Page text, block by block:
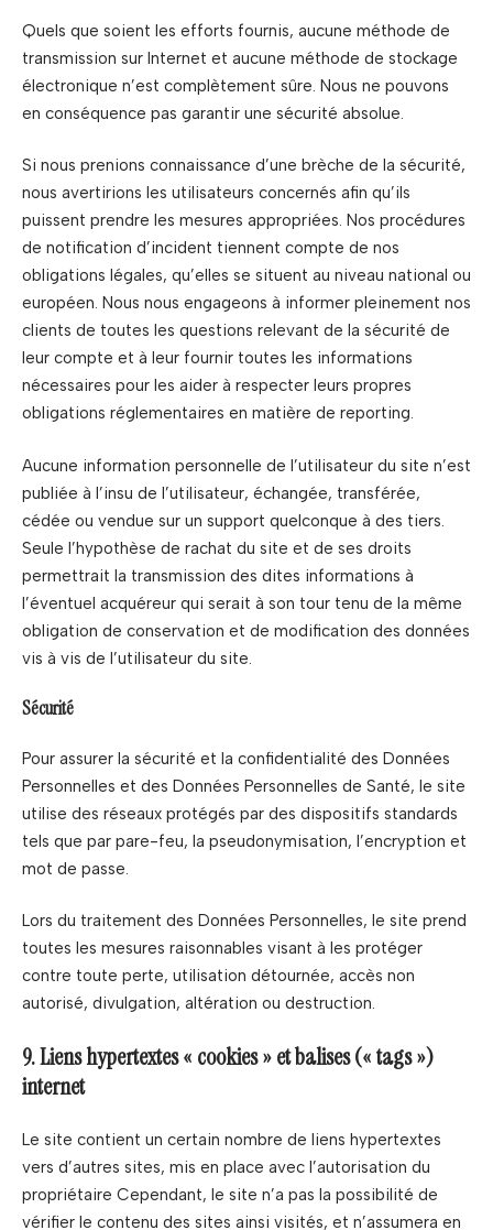
Quels que soient les efforts fournis, aucune méthode de
transmission sur Internet et aucune méthode de stockage
électronique n’est complètement sûre. Nous ne pouvons
en conséquence pas garantir une sécurité absolue.
Si nous prenions connaissance d’une brèche de la sécurité,
nous avertirions les utilisateurs concernés afin qu’ils
puissent prendre les mesures appropriées. Nos procédures
de notification d’incident tiennent compte de nos
obligations légales, qu’elles se situent au niveau national ou
européen. Nous nous engageons à informer pleinement nos
clients de toutes les questions relevant de la sécurité de
leur compte et à leur fournir toutes les informations
nécessaires pour les aider à respecter leurs propres
obligations réglementaires en matière de reporting.
Aucune information personnelle de l’utilisateur du site n’est
publiée à l’insu de l’utilisateur, échangée, transférée,
cédée ou vendue sur un support quelconque à des tiers.
Seule l’hypothèse de rachat du site et de ses droits
permettrait la transmission des dites informations à
l’éventuel acquéreur qui serait à son tour tenu de la même
obligation de conservation et de modification des données
vis à vis de l’utilisateur du site.
Sécurité
Pour assurer la sécurité et la confidentialité des Données
Personnelles et des Données Personnelles de Santé, le site
utilise des réseaux protégés par des dispositifs standards
tels que par pare-feu, la pseudonymisation, l’encryption et
mot de passe.
Lors du traitement des Données Personnelles, le site prend
toutes les mesures raisonnables visant à les protéger
contre toute perte, utilisation détournée, accès non
autorisé, divulgation, altération ou destruction.
9. Liens hypertextes « cookies » et balises (« tags »)
internet
Le site contient un certain nombre de liens hypertextes
vers d’autres sites, mis en place avec l’autorisation du
propriétaire Cependant, le site n’a pas la possibilité de
vérifier le contenu des sites ainsi visités, et n’assumera en